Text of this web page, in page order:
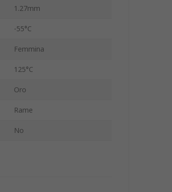
1.27mm
-55°C
Femmina
125°C
Oro
Rame
No